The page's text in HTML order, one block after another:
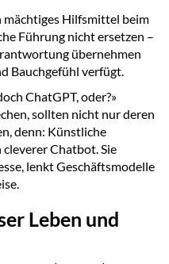
mächtiges Hilfsmittel beim
Führung nicht ersetzen –
übernehmen
Bauchgefühl verfügt.
ChatGPT, oder?»
sollten nicht nur deren
denn: Künstliche
Chatbot. Sie
lenkt Geschäftsmodelle
Leben und